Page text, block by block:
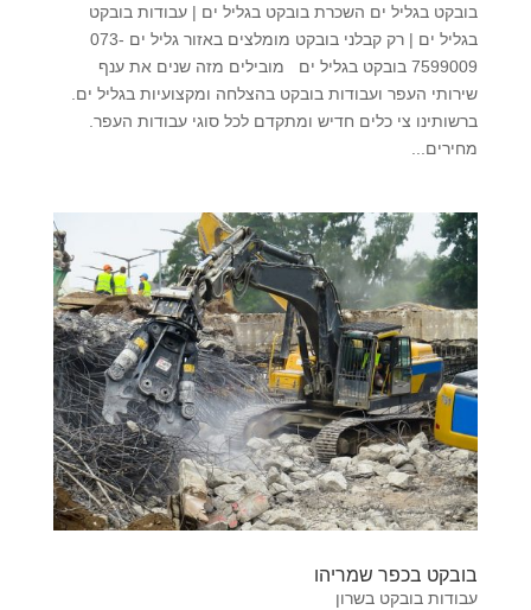
בובקט בגליל ים השכרת בובקט בגליל ים | עבודות בובקט
בגליל ים | רק קבלני בובקט מומלצים באזור גליל ים 073-
7599009 בובקט בגליל ים מובילים מזה שנים את ענף
שירותי העפר ועבודות בובקט בהצלחה ומקצועיות בגליל ים.
ברשותינו צי כלים חדיש ומתקדם לכל סוגי עבודות העפר.
מחירים...
בובקט בכפר שמריהו
עבודות בובקט בשרון